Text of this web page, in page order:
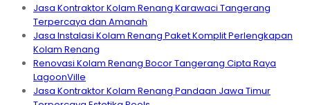
Jasa Kontraktor Kolam Renang Karawaci Tangerang
Terpercaya dan Amanah
Jasa Instalasi Kolam Renang Paket Komplit Perlengkapan
Kolam Renang
Renovasi Kolam Renang Bocor Tangerang Cipta Raya
LagoonVille
Jasa Kontraktor Kolam Renang Pandaan Jawa Timur